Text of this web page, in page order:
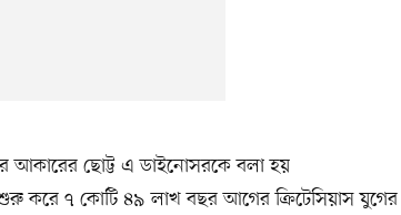
আকারের ছোট্ট এ ডাইনোসরকে বলা হয়
করে ৭ কোটি ৪৯ লাখ বছর আগের ক্রিটেসিয়াস যুগের